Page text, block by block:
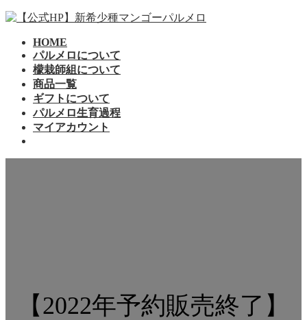
コ
ナ
HOME
パルメロについて
檬栽師組について
商品一覧
ギフトについて
パルメロ生育過程
マイアカウント
【2022年予約販売終了】